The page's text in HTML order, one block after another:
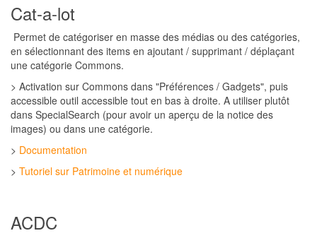
Cat-a-lot
Permet de catégoriser en masse des médias ou des catégories,
en sélectionnant des items en ajoutant / supprimant / déplaçant
une catégorie Commons.
> Activation sur Commons dans "Préférences / Gadgets", puis
accessible outil accessible tout en bas à droite. A utiliser plutôt
dans SpecialSearch (pour avoir un aperçu de la notice des
images) ou dans une catégorie.
> Documentation
> Tutoriel sur Patrimoine et numérique
ACDC